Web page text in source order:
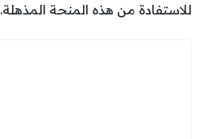
للاستفادة من هذه المنحة المذهلة.